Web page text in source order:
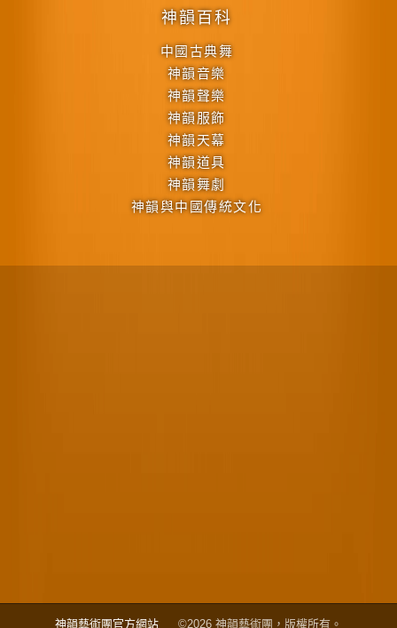
神韻百科
中國古典舞
神韻音樂
神韻聲樂
神韻服飾
神韻天幕
神韻道具
神韻舞劇
神韻與中國傳統文化
神韻藝術團官方網站 ©2026 神韻藝術團，版權所有。